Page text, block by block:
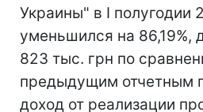
Украины" в I полугодии
уменьшился на 86,19%,
823 тыс. грн по
предыдущим отчетным
доход от реализации